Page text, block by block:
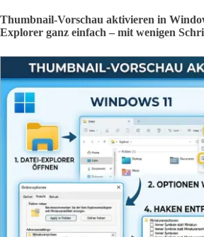
Thumbnail-Vorschau aktivieren in
Explorer ganz einfach – mit wenigen